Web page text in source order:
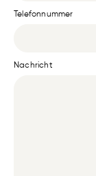
Telefonnummer
Nachricht